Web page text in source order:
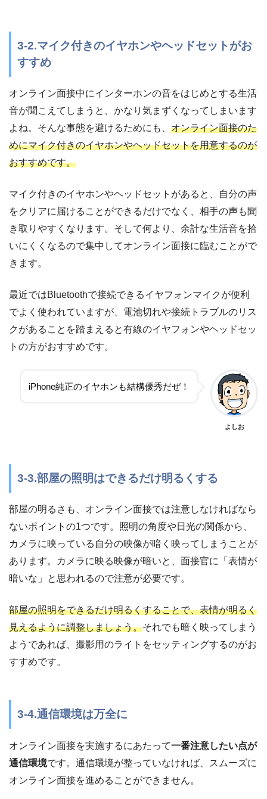
3-2.マイク付きのイヤホンやヘッドセットがお
すすめ
オンライン面接中にインターホンの音をはじめとする生活
音が聞こえてしまうと、かなり気まずくなってしまいます
よね。そんな事態を避けるためにも、 オンライン面接のた
めにマイク付きのイヤホンやヘッドセットを用意するのが
おすすめです。
マイク付きのイヤホンやヘッドセットがあると、自分の声
をクリアに届けることができるだけでなく、相手の声も聞
き取りやすくなります。そして何より、余計な生活音を拾
いにくくなるので集中してオンライン面接に臨むことがで
きます。
最近ではBluetoothで接続できるイヤフォンマイクが便利
でよく使われていますが、電池切れや接続トラブルのリス
クがあることを踏まえると有線のイヤフォンやヘッドセッ
トの方がおすすめです。
iPhone純正のイヤホンも結構優秀だぜ！
よしお
3-3.部屋の照明はできるだけ明るくする
部屋の明るさも、オンライン面接では注意しなければなら
ないポイントの1つです。照明の角度や日光の関係から、
カメラに映っている自分の映像が暗く映ってしまうことが
あります。カメラに映る映像が暗いと、面接官に「表情が
暗いな」と思われるので注意が必要です。
部屋の照明をできるだけ明るくすることで、表情が明るく
見えるように調整しましょう。それでも暗く映ってしまう
ようであれば、撮影用のライトをセッティングするのがお
すすめです。
3-4.通信環境は万全に
オンライン面接を実施するにあたって一番注意したい点が
通信環境です。通信環境が整っていなければ、スムーズに
オンライン面接を進めることができません。